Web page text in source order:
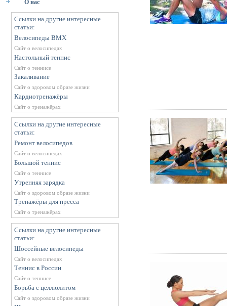
О нас
Ссылки на другие интересные
статьи:
Велосипеды BMX
Сайт о велосипедах
Настольный теннис
Сайт о теннисе
Закаливание
Сайт о здоровом образе жизни
Кардиотренажёры
Сайт о тренажёрах
Ссылки на другие интересные
статьи:
Ремонт велосипедов
Сайт о велосипедах
Большой теннис
Сайт о теннисе
Утренняя зарядка
Сайт о здоровом образе жизни
Тренажёры для пресса
Сайт о тренажёрах
Ссылки на другие интересные
статьи:
Шоссейные велосипеды
Сайт о велосипедах
Теннис в России
Сайт о теннисе
Борьба с целлюлитом
Сайт о здоровом образе жизни